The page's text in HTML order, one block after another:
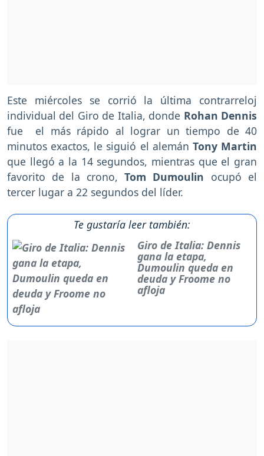
Este miércoles se corrió la última contrarreloj
individual del Giro de Italia, donde Rohan Dennis
fue el más rápido al lograr un tiempo de 40
minutos exactos, le siguió el alemán Tony Martin
que llegó a la 14 segundos, mientras que el gran
favorito de la crono,Tom Dumoulin ocupó el
tercer lugar a 22 segundos del líder.
Te gustaría leer también:
Giro de Italia: Dennis
gana la etapa,
Dumoulin queda en
deuda y Froome no
afloja